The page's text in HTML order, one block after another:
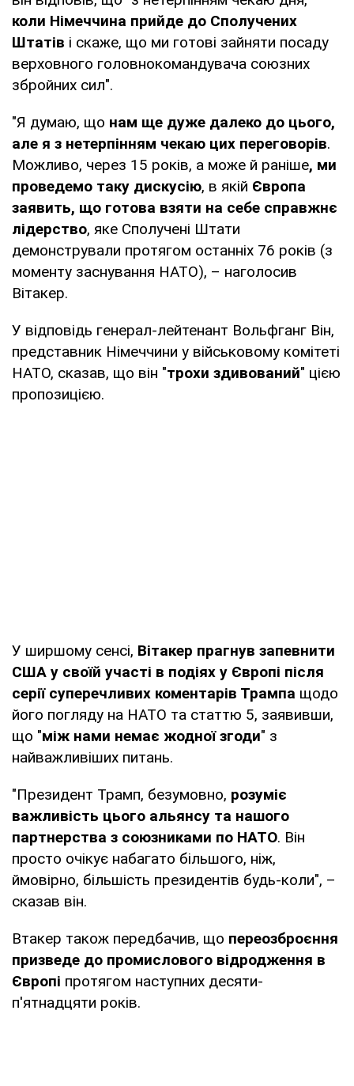
коли Німеччина прийде до Сполучених
Штатів і скаже, що ми готові зайняти посаду
верховного головнокомандувача союзних
збройних сил".
"Я думаю, що нам ще дуже далеко до цього,
але я з нетерпінням чекаю цих переговорів.
Можливо, через 15 років, а може й раніше, ми
проведемо таку дискусію, в якій Європа
заявить, що готова взяти на себе справжнє
лідерство, яке Сполучені Штати
демонстрували протягом останніх 76 років (з
моменту заснування НАТО), – наголосив
Вітакер.
У відповідь генерал-лейтенант Вольфганг Він,
представник Німеччини у військовому комітеті
НАТО, сказав, що він "трохи здивований" цією
пропозицією.
У ширшому сенсі, Вітакер прагнув запевнити
США у своїй участі в подіях у Європі після
серії суперечливих коментарів Трампа щодо
його погляду на НАТО та статтю 5, заявивши,
що "між нами немає жодної згоди" з
найважливіших питань.
"Президент Трамп, безумовно, розуміє
важливість цього альянсу та нашого
партнерства з союзниками по НАТО. Він
просто очікує набагато більшого, ніж,
ймовірно, більшість президентів будь-коли", –
сказав він.
Втакер також передбачив, що переозброєння
призведе до промислового відродження в
Європі протягом наступних десяти-
п'ятнадцяти років.